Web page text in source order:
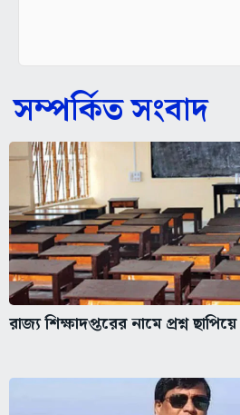
সম্পর্কিত সংবাদ
রাজ্য শিক্ষাদপ্তরের নামে প্রশ্ন